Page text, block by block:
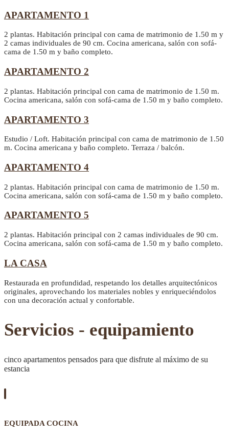
APARTAMENTO 1
2 plantas. Habitación principal con cama de matrimonio de 1.50 m y
2 camas individuales de 90 cm. Cocina americana, salón con sofá-
cama de 1.50 m y baño completo.
APARTAMENTO 2
2 plantas. Habitación principal con cama de matrimonio de 1.50 m.
Cocina americana, salón con sofá-cama de 1.50 m y baño completo.
APARTAMENTO 3
Estudio / Loft. Habitación principal con cama de matrimonio de 1.50
m. Cocina americana y baño completo. Terraza / balcón.
APARTAMENTO 4
2 plantas. Habitación principal con cama de matrimonio de 1.50 m.
Cocina americana, salón con sofá-cama de 1.50 m y baño completo.
APARTAMENTO 5
2 plantas. Habitación principal con 2 camas individuales de 90 cm.
Cocina americana, salón con sofá-cama de 1.50 m y baño completo.
LA CASA
Restaurada en profundidad, respetando los detalles arquitectónicos
originales, aprovechando los materiales nobles y enriqueciéndolos
con una decoración actual y confortable.
Servicios - equipamiento
cinco apartamentos pensados para que disfrute al máximo de su
estancia
EQUIPADA COCINA